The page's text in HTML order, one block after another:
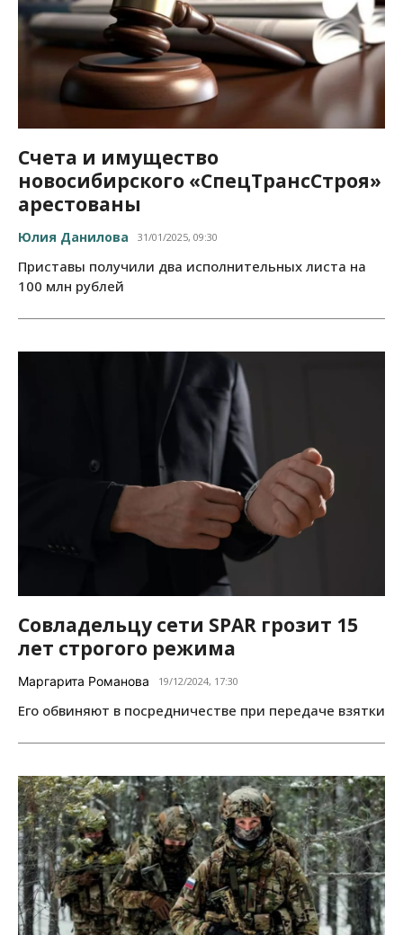
Счета и имущество
новосибирского «СпецТрансСтроя»
арестованы
Юлия Данилова 31/01/2025, 09:30
Приставы получили два исполнительных листа на
100 млн рублей
Совладельцу сети SPAR грозит 15
лет строгого режима
Маргарита Романова 19/12/2024, 17:30
Его обвиняют в посредничестве при передаче взятки